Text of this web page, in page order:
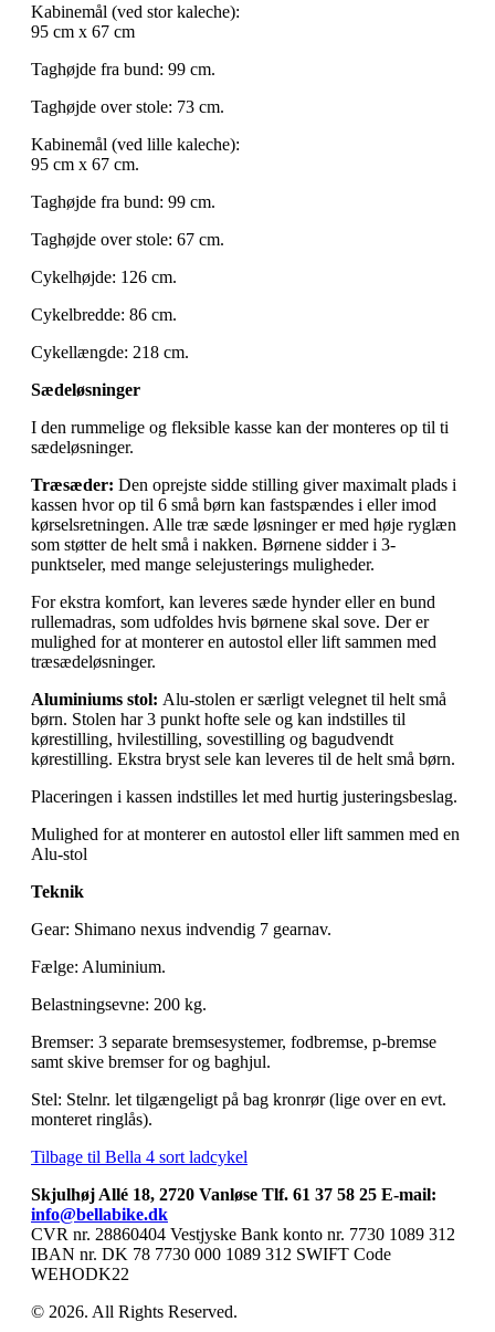
Kabinemål (ved stor kaleche):
95 cm x 67 cm
Taghøjde fra bund: 99 cm.
Taghøjde over stole: 73 cm.
Kabinemål (ved lille kaleche):
95 cm x 67 cm.
Taghøjde fra bund: 99 cm.
Taghøjde over stole: 67 cm.
Cykelhøjde: 126 cm.
Cykelbredde: 86 cm.
Cykellængde: 218 cm.
Sædeløsninger
I den rummelige og fleksible kasse kan der monteres op til ti
sædeløsninger.
Træsæder: Den oprejste sidde stilling giver maximalt plads i
kassen hvor op til 6 små børn kan fastspændes i eller imod
kørselsretningen. Alle træ sæde løsninger er med høje ryglæn
som støtter de helt små i nakken. Børnene sidder i 3-
punktseler, med mange selejusterings muligheder.
For ekstra komfort, kan leveres sæde hynder eller en bund
rullemadras, som udfoldes hvis børnene skal sove. Der er
mulighed for at monterer en autostol eller lift sammen med
træsædeløsninger.
Aluminiums stol: Alu-stolen er særligt velegnet til helt små
børn. Stolen har 3 punkt hofte sele og kan indstilles til
kørestilling, hvilestilling, sovestilling og bagudvendt
kørestilling. Ekstra bryst sele kan leveres til de helt små børn.
Placeringen i kassen indstilles let med hurtig justeringsbeslag.
Mulighed for at monterer en autostol eller lift sammen med en
Alu-stol
Teknik
Gear: Shimano nexus indvendig 7 gearnav.
Fælge: Aluminium.
Belastningsevne: 200 kg.
Bremser: 3 separate bremsesystemer, fodbremse, p-bremse
samt skive bremser for og baghjul.
Stel: Stelnr. let tilgængeligt på bag kronrør (lige over en evt.
monteret ringlås).
Tilbage til Bella 4 sort ladcykel
Skjulhøj Allé 18, 2720 Vanløse Tlf. 61 37 58 25 E-mail:
info@bellabike.dk
CVR nr. 28860404 Vestjyske Bank konto nr. 7730 1089 312
IBAN nr. DK 78 7730 000 1089 312 SWIFT Code
WEHODK22
© 2026. All Rights Reserved.